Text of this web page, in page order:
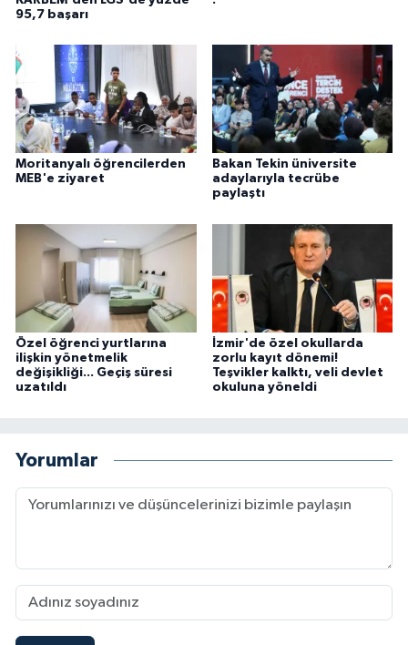
95,7 başarı
Moritanyalı öğrencilerden
MEB'e ziyaret
Bakan Tekin üniversite
adaylarıyla tecrübe
paylaştı
Özel öğrenci yurtlarına
ilişkin yönetmelik
değişikliği... Geçiş süresi
uzatıldı
İzmir'de özel okullarda
zorlu kayıt dönemi!
Teşvikler kalktı, veli devlet
okuluna yöneldi
Yorumlar